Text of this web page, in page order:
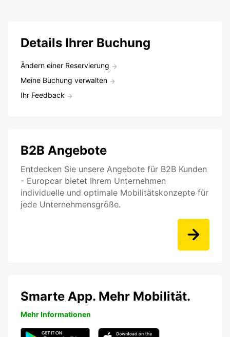
Details Ihrer Buchung
Ändern einer Reservierung
Meine Buchung verwalten
Ihr Feedback
B2B Angebote
Entdecken Sie unsere Angebote für B2B Kunden
- Europcar bietet Ihrem Unternehmen
individuelle und optimale Mobilitätskonzepte für
jede Unternehmensgröße.
Smarte App. Mehr Mobilität.
Mehr Informationen